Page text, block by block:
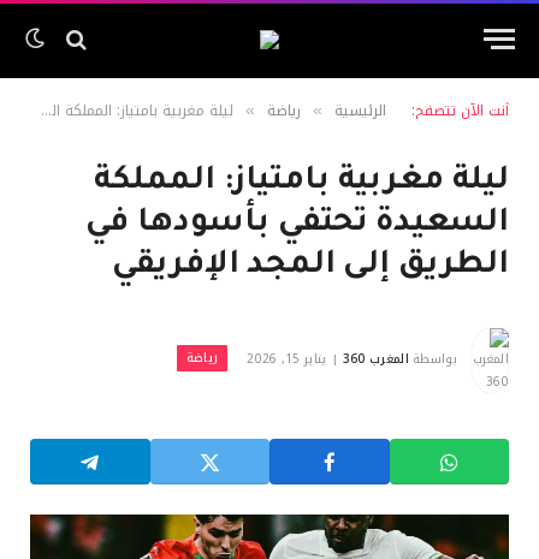
أنت الآن تتصفح: الرئيسية » رياضة » ليلة مغربية بامتياز: المملكة السعيدة تحتفي بأسودها في الطريق إلى المجد الإفريقي
ليلة مغربية بامتياز: المملكة
السعيدة تحتفي بأسودها في
الطريق إلى المجد الإفريقي
بواسطة المغرب 360 يناير 15, 2026 رياضة